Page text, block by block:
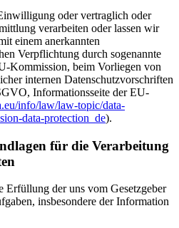
oder vertraglich oder
verarbeiten oder lassen wir
einem anerkannten
Verpflichtung durch sogenannte
Kommission, beim Vorliegen von
internen Datenschutzvorschriften
Informationsseite der EU-
info/law/law-topic/data-
data-protection_de).
für die Verarbeitung
Erfüllung der uns vom Gesetzgeber
insbesondere der Information